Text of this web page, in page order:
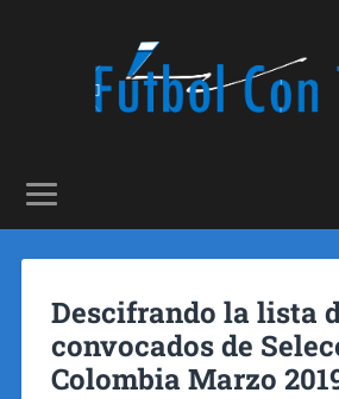
Descifrando la lista
convocados de
Colombia Marzo